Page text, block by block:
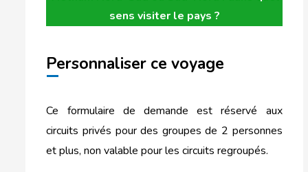
sens visiter le pays ?
Personnaliser ce voyage
Ce formulaire de demande est réservé aux
circuits privés pour des groupes de 2 personnes
et plus, non valable pour les circuits regroupés.